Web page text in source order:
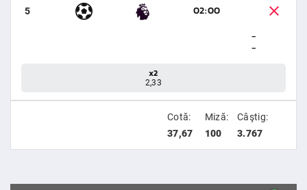
5
02:00
-
-
x2
2,33
Cotă:
37,67
Miză:
100
Câştig:
3.767